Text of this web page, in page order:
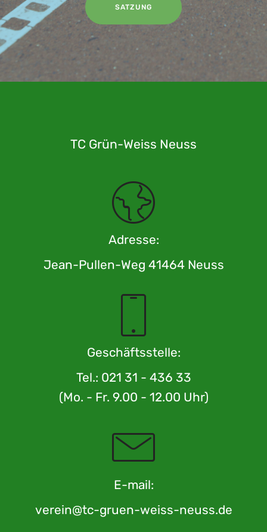
SATZUNG
TC Grün-Weiss Neuss
Adresse:
Jean-Pullen-Weg 41464 Neuss
Geschäftsstelle:
Tel.: 021 31 - 436 33
(Mo. - Fr. 9.00 - 12.00 Uhr)
E-mail:
verein@tc-gruen-weiss-neuss.de